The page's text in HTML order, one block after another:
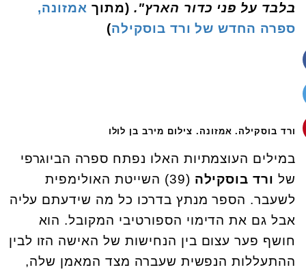
בלבד על פני כדור הארץ". (מתוך אמזונה,
ספרה החדש של ורד בוסקילה)
ורד בוסקילה. אמזונה. צילום מירב בן לולו
במילים העוצמתיות האלו נפתח ספרה הביוגרפי
של ורד בוסקילה
(39) השייטת האולימפית
לשעבר. הספר מנתץ בדרכו כל מה שידעתם עליה
אבל גם את הדימוי הספורטיבי המקובל. הוא
חושף פער עצום בין הנחישות של האישה הזו לבין
ההתעללות הנפשית שעברה מצד המאמן שלה,